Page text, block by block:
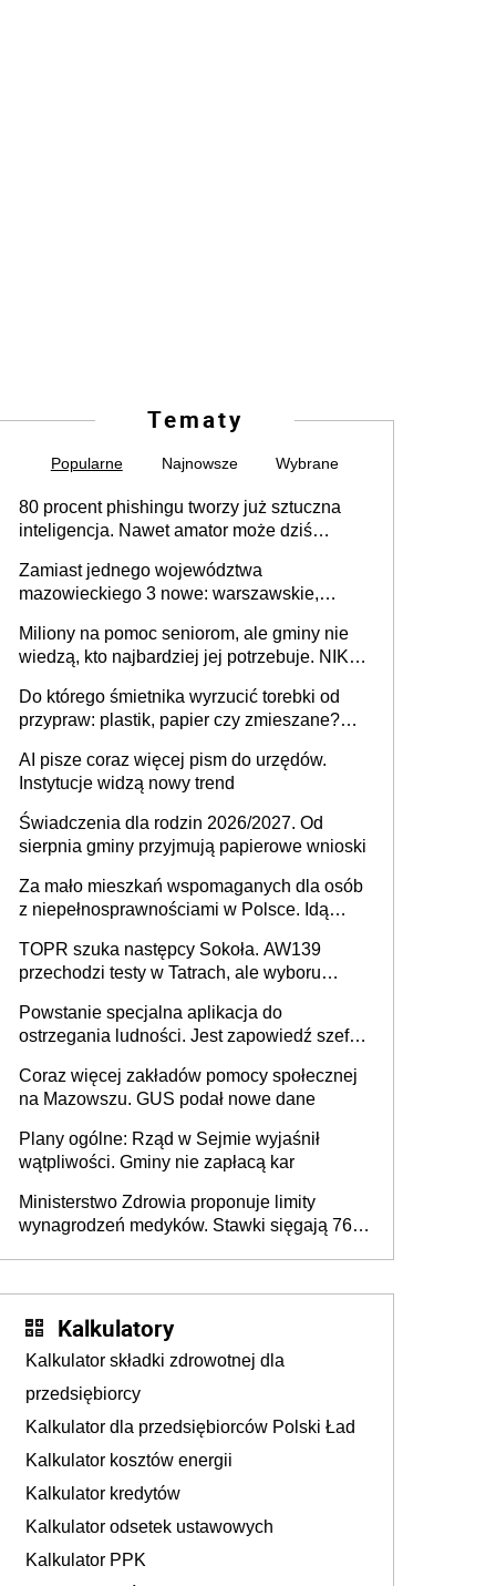
Tematy
Popularne Najnowsze Wybrane
80 procent phishingu tworzy już sztuczna
inteligencja. Nawet amator może dziś
Zamiast jednego województwa
mazowieckiego 3 nowe: warszawskie,
Europie nie ma tak dużych jednostek
stołecznych
Miliony na pomoc seniorom, ale gminy nie
wiedzą, kto najbardziej jej potrzebuje. NIK
Do którego śmietnika wyrzucić torebki od
przypraw: plastik, papier czy zmieszane?
AI pisze coraz więcej pism do urzędów.
Instytucje widzą nowy trend
Świadczenia dla rodzin 2026/2027. Od
sierpnia gminy przyjmują papierowe wnioski
Za mało mieszkań wspomaganych dla osób
z niepełnosprawnościami w Polsce. Idą
TOPR szuka następcy Sokoła. AW139
przechodzi testy w Tatrach, ale wyboru
Powstanie specjalna aplikacja do
ostrzegania ludności. Jest zapowiedź szefa
Coraz więcej zakładów pomocy społecznej
na Mazowszu. GUS podał nowe dane
Plany ogólne: Rząd w Sejmie wyjaśnił
wątpliwości. Gminy nie zapłacą kar
Ministerstwo Zdrowia proponuje limity
wynagrodzeń medyków. Stawki sięgają 76,8
Kalkulatory
Kalkulator składki zdrowotnej dla
przedsiębiorcy
Kalkulator dla przedsiębiorców Polski Ład
Kalkulator kosztów energii
Kalkulator kredytów
Kalkulator odsetek ustawowych
Kalkulator PPK